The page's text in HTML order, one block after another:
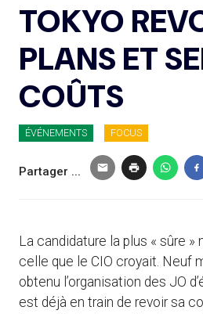
TOKYO
PLANS ET
COÛTS
ÉVÉNEMENTS FOCUS
Partager ...
La candidature la plus « sûre »
celle que le CIO croyait. Neuf
obtenu l’organisation des JO
est déjà en train de revoir sa